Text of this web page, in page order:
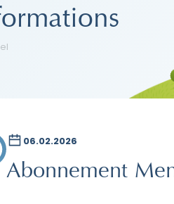
06.02.2026
Abonnement